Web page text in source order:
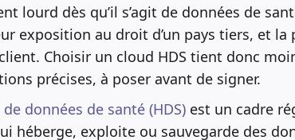
lourd dès qu’il s’agit de données de
exposition au droit d’un pays tiers, et la
Choisir un cloud HDS tient donc
précises, à poser avant de signer.
données de santé (HDS)est un cadre
héberge, exploite ou sauvegarde des